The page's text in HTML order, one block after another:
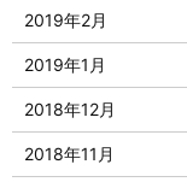
2019年2月
2019年1月
2018年12月
2018年11月